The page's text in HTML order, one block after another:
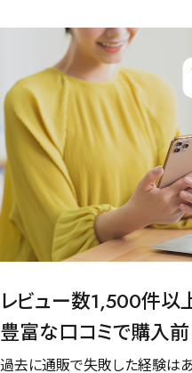
レビュー数1,500件以
豊富な口コミで購入
過去に通販で失敗した経験は